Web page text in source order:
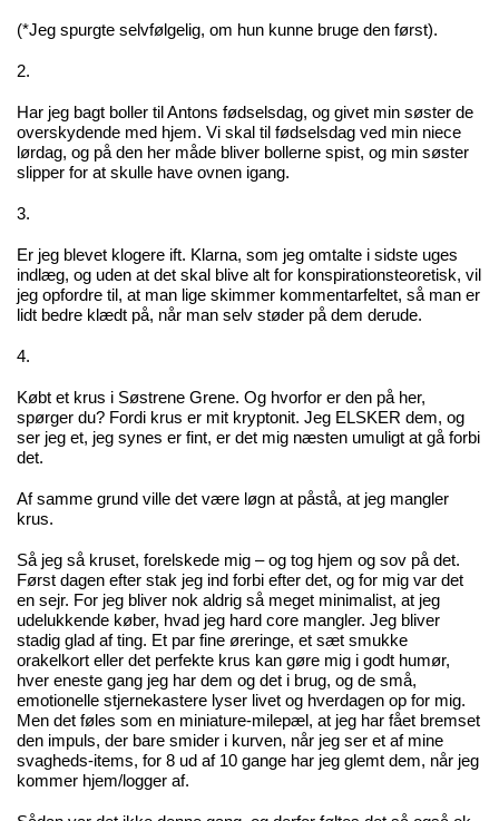
(*Jeg spurgte selvfølgelig, om hun kunne bruge den først).
2.
Har jeg bagt boller til Antons fødselsdag, og givet min søster de
overskydende med hjem. Vi skal til fødselsdag ved min niece
lørdag, og på den her måde bliver bollerne spist, og min søster
slipper for at skulle have ovnen igang.
3.
Er jeg blevet klogere ift. Klarna, som jeg omtalte i sidste uges
indlæg, og uden at det skal blive alt for konspirationsteoretisk, vil
jeg opfordre til, at man lige skimmer kommentarfeltet, så man er
lidt bedre klædt på, når man selv støder på dem derude.
4.
Købt et krus i Søstrene Grene. Og hvorfor er den på her,
spørger du? Fordi krus er mit kryptonit. Jeg ELSKER dem, og
ser jeg et, jeg synes er fint, er det mig næsten umuligt at gå forbi
det.
Af samme grund ville det være løgn at påstå, at jeg mangler
krus.
Så jeg så kruset, forelskede mig – og tog hjem og sov på det.
Først dagen efter stak jeg ind forbi efter det, og for mig var det
en sejr. For jeg bliver nok aldrig så meget minimalist, at jeg
udelukkende køber, hvad jeg hard core mangler. Jeg bliver
stadig glad af ting. Et par fine øreringe, et sæt smukke
orakelkort eller det perfekte krus kan gøre mig i godt humør,
hver eneste gang jeg har dem og det i brug, og de små,
emotionelle stjernekastere lyser livet og hverdagen op for mig.
Men det føles som en miniature-milepæl, at jeg har fået bremset
den impuls, der bare smider i kurven, når jeg ser et af mine
svagheds-items, for 8 ud af 10 gange har jeg glemt dem, når jeg
kommer hjem/logger af.